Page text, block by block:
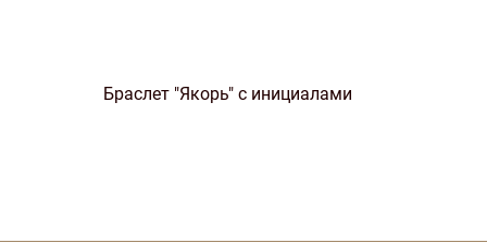
Браслет "Якорь" с инициалами